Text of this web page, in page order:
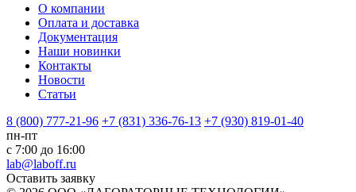
О компании
Оплата и доставка
Документация
Наши новинки
Контакты
Новости
Статьи
8 (800) 777-21-96 +7 (831) 336-76-13 +7 (930) 819-01-40
пн-пт
с 7:00 до 16:00
lab@laboff.ru
Оставить заявку